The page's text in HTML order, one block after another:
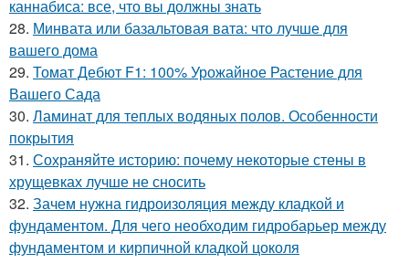
каннабиса: все, что вы должны знать
28. Минвата или базальтовая вата: что лучше для
вашего дома
29. Томат Дебют F1: 100% Урожайное Растение для
Вашего Сада
30. Ламинат для теплых водяных полов. Особенности
покрытия
31. Сохраняйте историю: почему некоторые стены в
хрущевках лучше не сносить
32. Зачем нужна гидроизоляция между кладкой и
фундаментом. Для чего необходим гидробарьер между
фундаментом и кирпичной кладкой цоколя